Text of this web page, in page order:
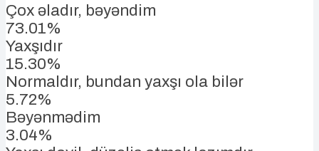
Çox əladır, bəyəndim
73.01%
Yaxşıdır
15.30%
Normaldır, bundan yaxşı ola bilər
5.72%
Bəyənmədim
3.04%